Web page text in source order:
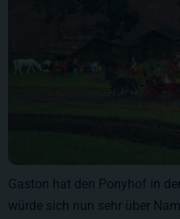
Gaston hat den Ponyhof in
würde sich nun sehr über